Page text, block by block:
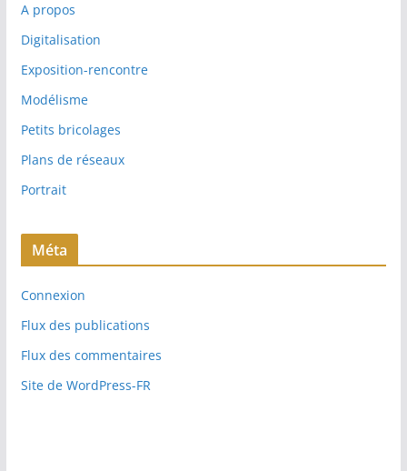
v
e
s
A propos
Digitalisation
Exposition-rencontre
Modélisme
Petits bricolages
Plans de réseaux
Portrait
Méta
Connexion
Flux des publications
Flux des commentaires
Site de WordPress-FR